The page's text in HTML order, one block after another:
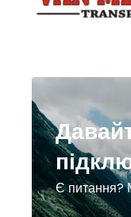
Є питання?